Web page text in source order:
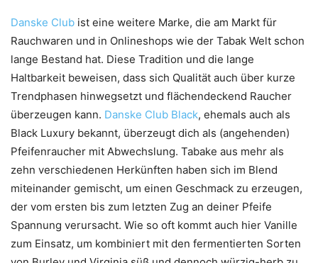
Danske Club ist eine weitere Marke, die am Markt für
Rauchwaren und in Onlineshops wie der Tabak Welt schon
lange Bestand hat. Diese Tradition und die lange
Haltbarkeit beweisen, dass sich Qualität auch über kurze
Trendphasen hinwegsetzt und flächendeckend Raucher
überzeugen kann. Danske Club Black, ehemals auch als
Black Luxury bekannt, überzeugt dich als (angehenden)
Pfeifenraucher mit Abwechslung. Tabake aus mehr als
zehn verschiedenen Herkünften haben sich im Blend
miteinander gemischt, um einen Geschmack zu erzeugen,
der vom ersten bis zum letzten Zug an deiner Pfeife
Spannung verursacht. Wie so oft kommt auch hier Vanille
zum Einsatz, um kombiniert mit den fermentierten Sorten